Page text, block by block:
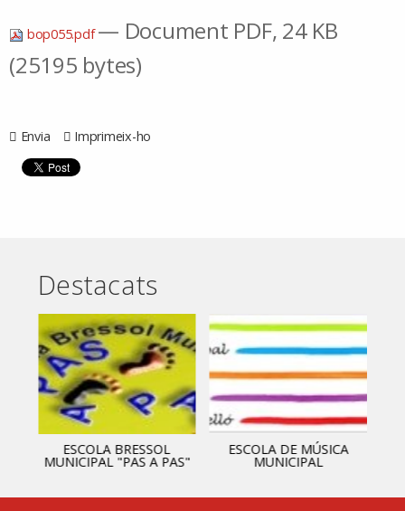
bop055.pdf— Document PDF, 24 KB
(25195 bytes)
Envia Imprimeix-ho
Destacats
ESCOLA BRESSOL
MUNICIPAL "PAS A PAS"
ESCOLA DE MÚSICA
MUNICIPAL